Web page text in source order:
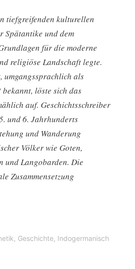
tiefgreifenden kulturellen
Spätantike und dem
für die moderne
religiöse Landschaft legte.
umgangssprachlich als
löste sich das
auf. Geschichtsschreiber
und 6. Jahrhunderts
und Wanderung
Völker wie Goten,
und Langobarden. Die
Zusammensetzung
, Geschichte, Indogermanisch